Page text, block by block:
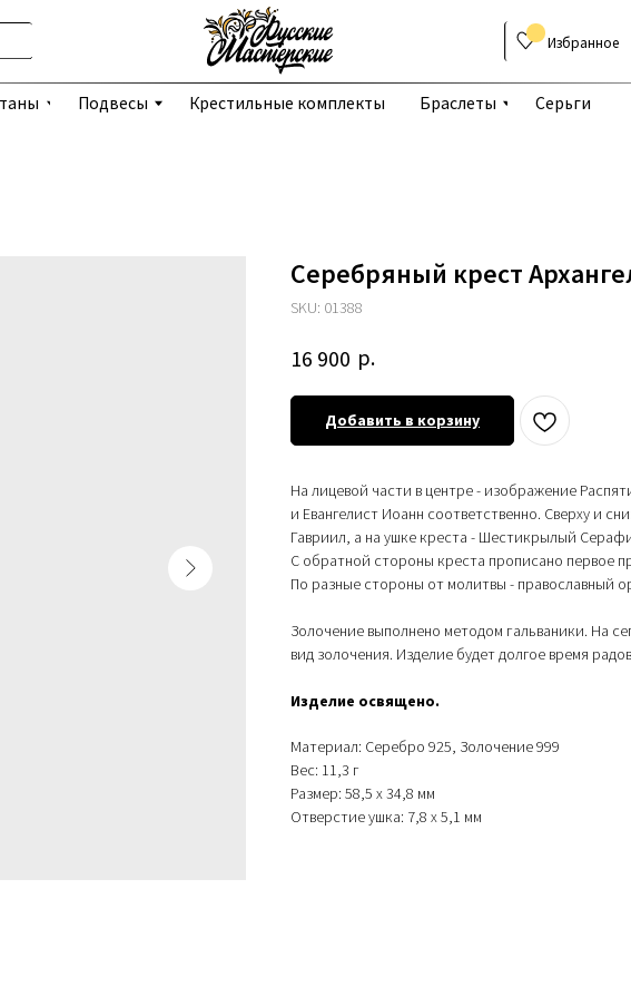
0 Корзина
Подвесы Крестильные комплекты Серьги Бусины
Серебряный крест
SKU: 01388
16 900 р.
Добавить в корзину
На лицевой части в центре - изображение
и Евангелист Иоанн соответственно. Сверху и
Гавриил, а на ушке креста - Шестикрылый
С обратной стороны креста прописано первое
По разные стороны от молитвы - православный
Золочение выполнено методом гальваники. На
вид золочения. Изделие будет долгое время
Изделие освящено.
Материал: Серебро 925, Золочение 999
Вес: 11,3 г
Размер: 58,5 х 34,8 мм
Отверстие ушка: 7,8 х 5,1 мм